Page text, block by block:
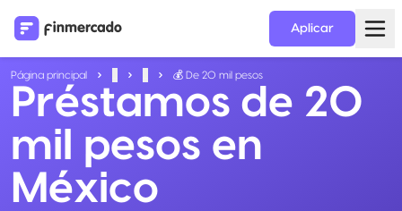
Aplicar
Página principal 💰 De 20 mil pesos
Préstamos de 20
mil pesos en
México